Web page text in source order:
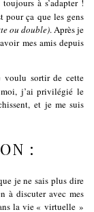
à s’adapter !
pour ça que les gens
ou double). Après je
mes amis depuis
voulu sortir de cette
j’ai privilégié le
et je me suis
:
je ne sais plus dire
à discuter avec mes
la vie « virtuelle »